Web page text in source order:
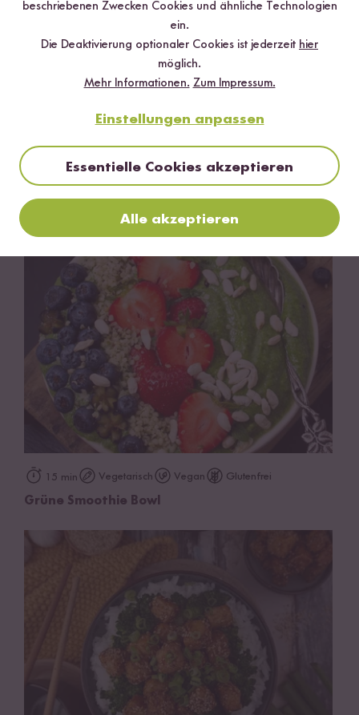
Knuspriger BBQ Blumenkohl
15 min Vegetarisch Vegan Glutenfrei
Grüne Smoothie Bowl
beschriebenen Zwecken Cookies und ähnliche Technologien
ein.
Die Deaktivierung optionaler Cookies ist jederzeit hier
möglich.
Mehr Informationen. Zum Impressum.
Einstellungen anpassen
Essentielle Cookies akzeptieren
Alle akzeptieren